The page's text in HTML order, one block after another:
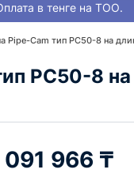
в тенге на ТОО.
Pipe-Cam тип PC50-8 на
PC50-8
091 966 ₸